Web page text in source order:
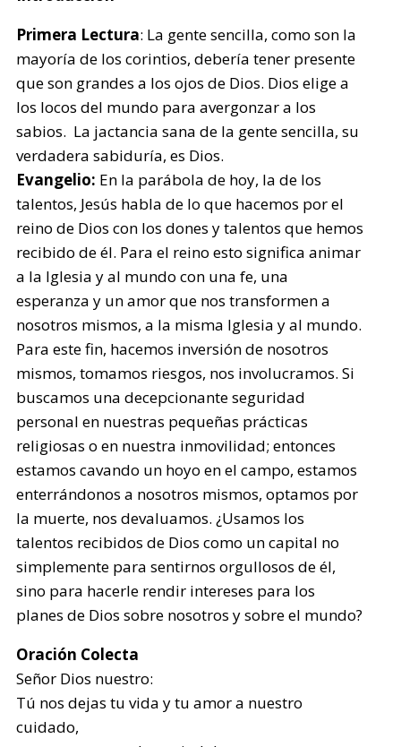
Primera Lectura: La gente sencilla, como son la
mayoría de los corintios, debería tener presente
que son grandes a los ojos de Dios. Dios elige a
los locos del mundo para avergonzar a los
sabios. La jactancia sana de la gente sencilla, su
verdadera sabiduría, es Dios.
Evangelio: En la parábola de hoy, la de los
talentos, Jesús habla de lo que hacemos por el
reino de Dios con los dones y talentos que hemos
recibido de él. Para el reino esto significa animar
a la Iglesia y al mundo con una fe, una
esperanza y un amor que nos transformen a
nosotros mismos, a la misma Iglesia y al mundo.
Para este fin, hacemos inversión de nosotros
mismos, tomamos riesgos, nos involucramos. Si
buscamos una decepcionante seguridad
personal en nuestras pequeñas prácticas
religiosas o en nuestra inmovilidad; entonces
estamos cavando un hoyo en el campo, estamos
enterrándonos a nosotros mismos, optamos por
la muerte, nos devaluamos. ¿Usamos los
talentos recibidos de Dios como un capital no
simplemente para sentirnos orgullosos de él,
sino para hacerle rendir intereses para los
planes de Dios sobre nosotros y sobre el mundo?
Oración Colecta
Señor Dios nuestro:
Tú nos dejas tu vida y tu amor a nuestro
cuidado,